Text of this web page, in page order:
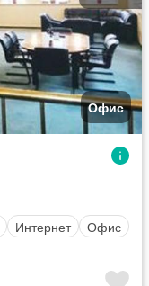
Офис
Интернет
Офис